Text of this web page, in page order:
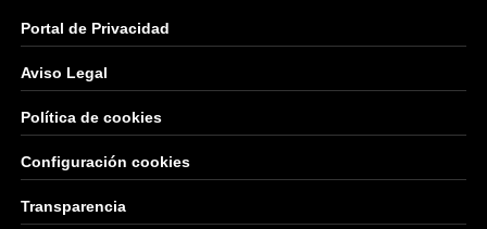
Portal de Privacidad
Aviso Legal
Política de cookies
Configuración cookies
Transparencia